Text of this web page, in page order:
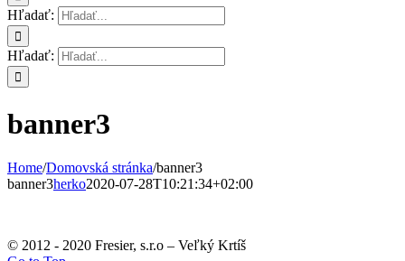
Hľadať:
Hľadať:
banner3
Home/Domovská stránka/banner3
banner3herko2020-07-28T10:21:34+02:00
© 2012 - 2020 Fresier, s.r.o – Veľký Krtíš